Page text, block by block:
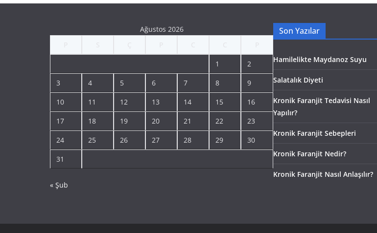
Ağustos 2026
1 2
3 4 5 6 7 8 9
10 11 12 13 14 15 16
17 18 19 20 21 22 23
24 25 26 27 28 29 30
31
« Şub
Son Yazılar
Hamilelikte Maydanoz Suyu
Salatalık Diyeti
Kronik Faranjit Tedavisi Nasıl
Yapılır?
Kronik Faranjit Sebepleri
Kronik Faranjit Nedir?
Kronik Faranjit Nasıl Anlaşılır?